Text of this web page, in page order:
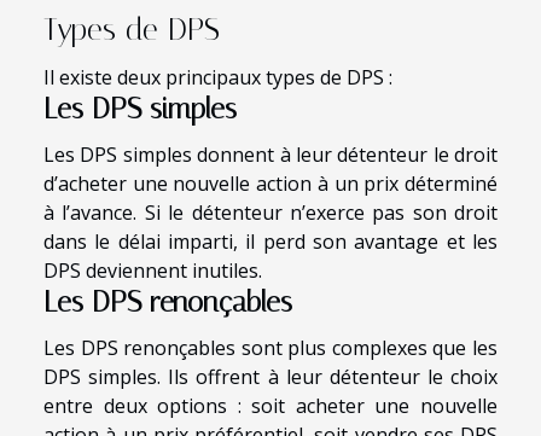
Types de DPS
Il existe deux principaux types de DPS :
Les DPS simples
Les DPS simples donnent à leur détenteur le droit
d’acheter une nouvelle action à un prix déterminé
à l’avance. Si le détenteur n’exerce pas son droit
dans le délai imparti, il perd son avantage et les
DPS deviennent inutiles.
Les DPS renonçables
Les DPS renonçables sont plus complexes que les
DPS simples. Ils offrent à leur détenteur le choix
entre deux options : soit acheter une nouvelle